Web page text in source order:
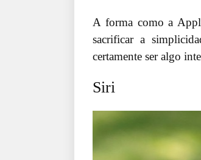
A forma como a
sacrificar a
certamente ser algo
Siri